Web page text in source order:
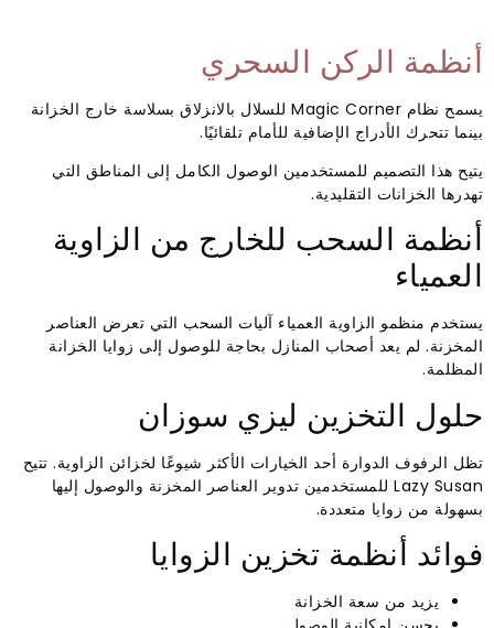
أنظمة الركن السحري
يسمح نظام Magic Corner للسلال بالانزلاق بسلاسة خارج الخزانة
بينما تتحرك الأدراج الإضافية للأمام تلقائيًا.
يتيح هذا التصميم للمستخدمين الوصول الكامل إلى المناطق التي
تهدرها الخزانات التقليدية.
أنظمة السحب للخارج من الزاوية
العمياء
يستخدم منظمو الزاوية العمياء آليات السحب التي تعرض العناصر
المخزنة. لم يعد أصحاب المنازل بحاجة للوصول إلى زوايا الخزانة
المظلمة.
حلول التخزين ليزي سوزان
تظل الرفوف الدوارة أحد الخيارات الأكثر شيوعًا لخزائن الزاوية. تتيح
Lazy Susan للمستخدمين تدوير العناصر المخزنة والوصول إليها
بسهولة من زوايا متعددة.
فوائد أنظمة تخزين الزوايا
يزيد من سعة الخزانة